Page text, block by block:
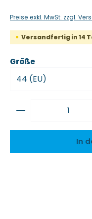
Preise exkl. MwSt. zzgl.
Versandfertig in 14
Größeauswählen
Produkt Anzahl:
In